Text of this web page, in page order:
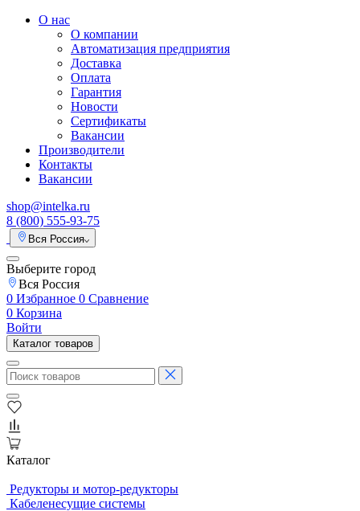
О нас
О компании
Автоматизация предприятия
Доставка
Оплата
Гарантия
Новости
Сертификаты
Вакансии
Производители
Контакты
Вакансии
shop@intelka.ru
8 (800) 555-93-75
Вся Россия
Выберите город
Вся Россия
0 Избранное 0 Сравнение
0 Корзина
Войти
Каталог товаров
Каталог
Редукторы и мотор-редукторы
Кабеленесущие системы